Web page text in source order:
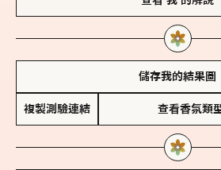
儲存我的結果圖
複製測驗連結 查看香氛類